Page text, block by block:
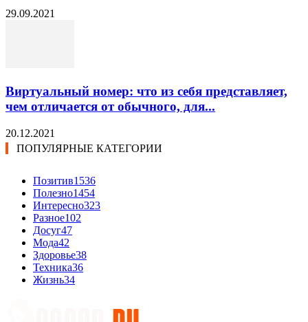
29.09.2021
Виртуальный номер: что из себя представляет,
чем отличается от обычного, для...
20.12.2021
ПОПУЛЯРНЫЕ КАТЕГОРИИ
Позитив1536
Полезно1454
Интересно323
Разное102
Досуг47
Мода42
Здоровье38
Техника36
Жизнь34